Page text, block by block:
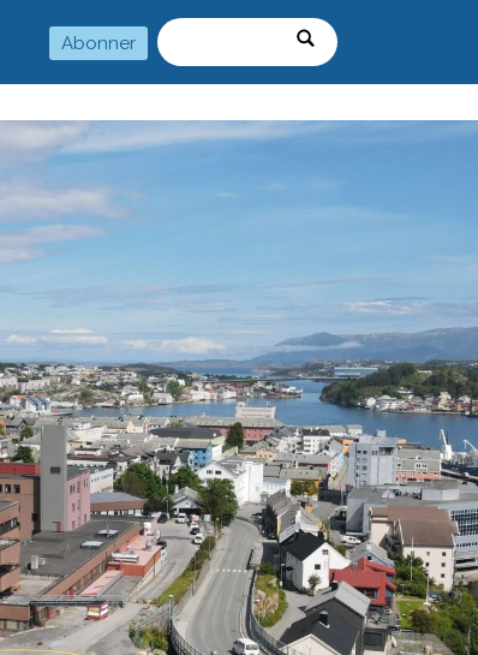
Abonner
Søk